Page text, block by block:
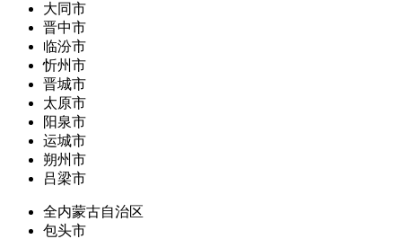
大同市
晋中市
临汾市
忻州市
晋城市
太原市
阳泉市
运城市
朔州市
吕梁市
全内蒙古自治区
包头市